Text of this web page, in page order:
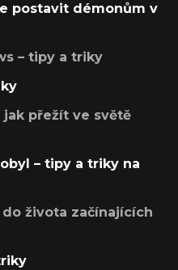
postavit démonům v
– tipy a triky
jak přežít ve světě
– tipy a triky na
života začínajících